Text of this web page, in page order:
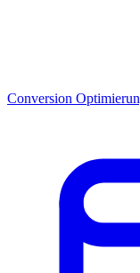
Conversion